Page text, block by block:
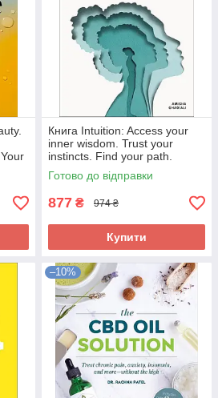
Книга Intuition: Access your
inner wisdom. Trust your
instincts. Find your path.
303834
Готово до відправки
877 ₴ 974 ₴
Купити
–10%